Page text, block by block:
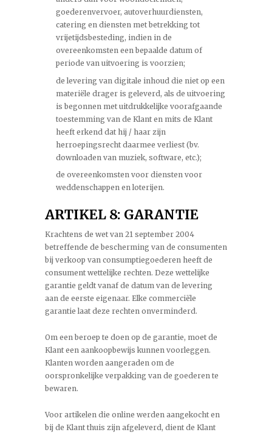
goederenvervoer, autoverhuurdiensten,
catering en diensten met betrekking tot
vrijetijdsbesteding, indien in de
overeenkomsten een bepaalde datum of
periode van uitvoering is voorzien;
de levering van digitale inhoud die niet op een
materiële drager is geleverd, als de uitvoering
is begonnen met uitdrukkelijke voorafgaande
toestemming van de Klant en mits de Klant
heeft erkend dat hij / haar zijn
herroepingsrecht daarmee verliest (bv.
downloaden van muziek, software, etc.);
de overeenkomsten voor diensten voor
weddenschappen en loterijen.
ARTIKEL 8: GARANTIE
Krachtens de wet van 21 september 2004
betreffende de bescherming van de consumenten
bij verkoop van consumptiegoederen heeft de
consument wettelijke rechten. Deze wettelijke
garantie geldt vanaf de datum van de levering
aan de eerste eigenaar. Elke commerciële
garantie laat deze rechten onverminderd.
Om een beroep te doen op de garantie, moet de
Klant een aankoopbewijs kunnen voorleggen.
Klanten worden aangeraden om de
oorspronkelijke verpakking van de goederen te
bewaren.
Voor artikelen die online werden aangekocht en
bij de Klant thuis zijn afgeleverd, dient de Klant